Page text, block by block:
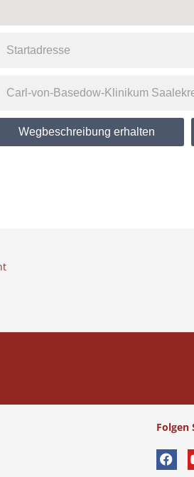
Wegbeschreibung erhalten
Folgen
F
a